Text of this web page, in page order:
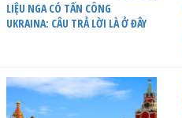
LIỆU NGA CÓ TẤN CÔNG
UKRAINA: CÂU TRẢ LỜI LÀ Ở ĐÂY